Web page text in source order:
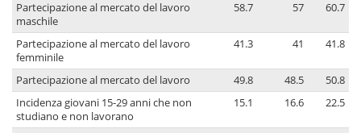
Partecipazione al mercato del lavoro
maschile
58.7 57 60.7
Partecipazione al mercato del lavoro
femminile
41.3 41 41.8
Partecipazione al mercato del lavoro 49.8 48.5
50.8
Incidenza giovani 15-29 anni che non
studiano e non lavorano
15.1 16.6 22.5